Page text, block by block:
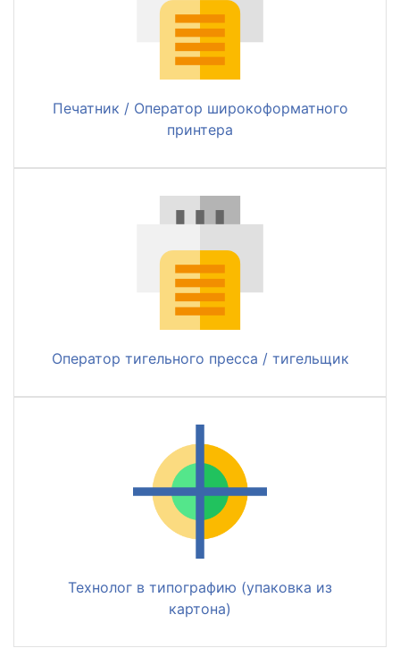
Печатник / Оператор широкоформатного
принтера
Оператор тигельного пресса / тигельщик
Технолог в типографию (упаковка из
картона)